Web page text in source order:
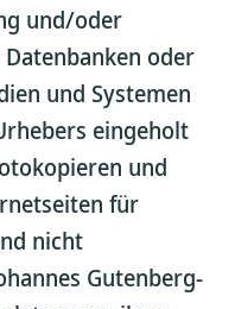
und/oder
oder
und Systemen
eingeholt
und
für
nicht
Gutenberg-